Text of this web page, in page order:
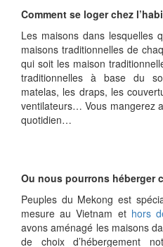
Comment se loger chez
Les maisons dans lesquelles
maisons traditionnelles de
qui soit les maison
traditionnelles à base du
matelas, les draps, les
ventilateurs… Vous mangerez
quotidien…
Ou nous pourrons héberger
Peuples du Mekong est
mesure au Vietnam et hors
avons aménagé les maisons
de choix d’hébergement